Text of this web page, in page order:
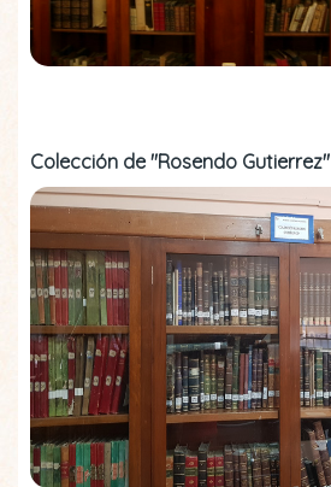
Colección de "Rosendo Gutierrez"